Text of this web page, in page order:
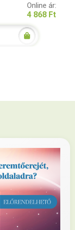
Online ár:
4 868 Ft